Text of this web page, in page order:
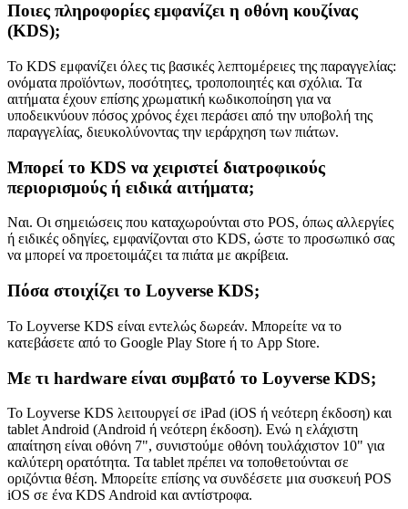
Ποιες πληροφορίες εμφανίζει η οθόνη κουζίνας
(KDS);
Το KDS εμφανίζει όλες τις βασικές λεπτομέρειες της παραγγελίας:
ονόματα προϊόντων, ποσότητες, τροποποιητές και σχόλια. Τα
αιτήματα έχουν επίσης χρωματική κωδικοποίηση για να
υποδεικνύουν πόσος χρόνος έχει περάσει από την υποβολή της
παραγγελίας, διευκολύνοντας την ιεράρχηση των πιάτων.
Μπορεί το KDS να χειριστεί διατροφικούς
περιορισμούς ή ειδικά αιτήματα;
Ναι. Οι σημειώσεις που καταχωρούνται στο POS, όπως αλλεργίες
ή ειδικές οδηγίες, εμφανίζονται στο KDS, ώστε το προσωπικό σας
να μπορεί να προετοιμάζει τα πιάτα με ακρίβεια.
Πόσα στοιχίζει το Loyverse KDS;
Το Loyverse KDS είναι εντελώς δωρεάν. Μπορείτε να το
κατεβάσετε από το Google Play Store ή το App Store.
Με τι hardware είναι συμβατό το Loyverse KDS;
Το Loyverse KDS λειτουργεί σε iPad (iOS ή νεότερη έκδοση) και
tablet Android (Android ή νεότερη έκδοση). Ενώ η ελάχιστη
απαίτηση είναι οθόνη 7", συνιστούμε οθόνη τουλάχιστον 10" για
καλύτερη ορατότητα. Τα tablet πρέπει να τοποθετούνται σε
οριζόντια θέση. Μπορείτε επίσης να συνδέσετε μια συσκευή POS
iOS σε ένα KDS Android και αντίστροφα.